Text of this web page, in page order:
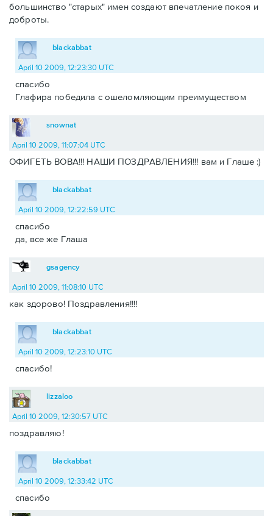
большинство "старых" имен создают впечатление покоя и
доброты.
blackabbat
April 10 2009, 12:23:30 UTC
спасибо
Глафира победила с ошеломляющим преимуществом
snownat
April 10 2009, 11:07:04 UTC
ОФИГЕТЬ ВОВА!!! НАШИ ПОЗДРАВЛЕНИЯ!!! вам и Глаше :)
blackabbat
April 10 2009, 12:22:59 UTC
спасибо
да, все же Глаша
gsagency
April 10 2009, 11:08:10 UTC
как здорово! Поздравления!!!!
blackabbat
April 10 2009, 12:23:10 UTC
спасибо!
lizzaloo
April 10 2009, 12:30:57 UTC
поздравляю!
blackabbat
April 10 2009, 12:33:42 UTC
спасибо